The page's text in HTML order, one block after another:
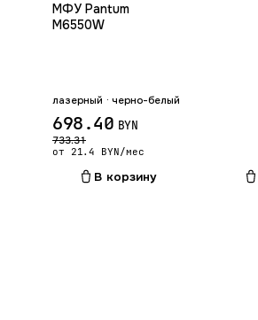
МФУ Pantum
M6550W
лазерный · черно-белый
698.40 BYN
733.31
от 21.4 BYN/мес
В корзину